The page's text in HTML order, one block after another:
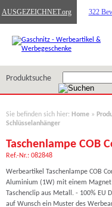
AUSGEZEICHNET.org 322
Produktsuche
Sie befinden sich hier: Home »
Schlüsselanhänger
Taschenlampe COB
Ref.-Nr.: 082848
Werbeartikel Taschenlampe COB
Aluminium (1W) mit einem
Taschenclip aus Metall. - 100% EU
auf Wunsch ein Muster des